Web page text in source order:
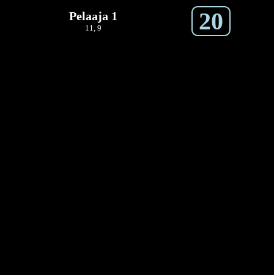
Pelaaja 1
11, 9 20